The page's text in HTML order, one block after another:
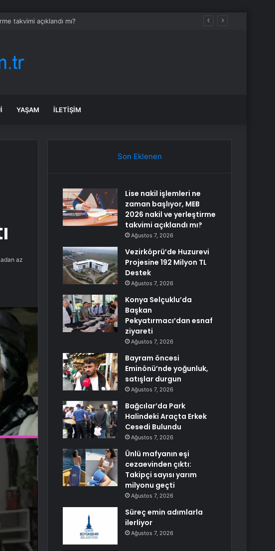
YAŞAM İLETIŞIM
az
Son Eklenen
Lise nakil işlemleri ne
zaman başlıyor, MEB
2026 nakil ve yerleştirme
takvimi açıklandı mı?
Ağustos 7, 2026
Vezirköprü’de Huzurevi
Projesine 192 Milyon TL
Destek
Ağustos 7, 2026
Konya Selçuklu’da
Başkan
Pekyatırmacı’dan esnaf
ziyareti
Ağustos 7, 2026
Bayram öncesi
Eminönü’nde yoğunluk,
satışlar durgun
Ağustos 7, 2026
Bağcılar’da Park
Halindeki Araçta Erkek
Cesedi Bulundu
Ağustos 7, 2026
Ünlü mafyanın eşi
cezaevinden çıktı:
Takipçi sayısı yarım
milyonu geçti
Ağustos 7, 2026
Süreç emin adımlarla
ilerliyor
Ağustos 7, 2026